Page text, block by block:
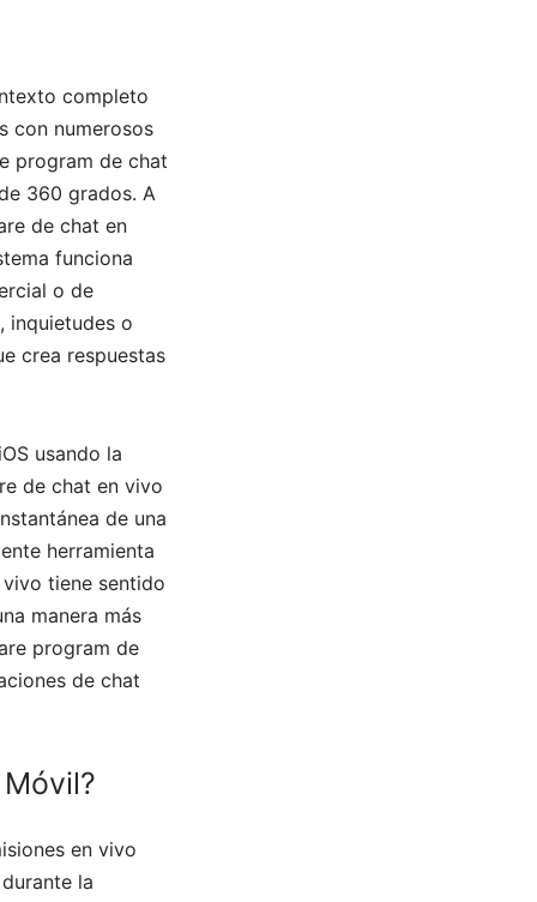
completo
con numerosos
program de chat
360 grados. A
de chat en
funciona
o de
inquietudes o
crea respuestas
usando la
de chat en vivo
de una
herramienta
tiene sentido
manera más
program de
de chat
en vivo
la